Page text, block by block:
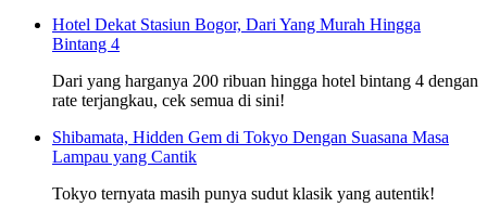
Hotel Dekat Stasiun Bogor, Dari Yang Murah Hingga
Bintang 4
Dari yang harganya 200 ribuan hingga hotel bintang 4 dengan
rate terjangkau, cek semua di sini!
Shibamata, Hidden Gem di Tokyo Dengan Suasana Masa
Lampau yang Cantik
Tokyo ternyata masih punya sudut klasik yang autentik!